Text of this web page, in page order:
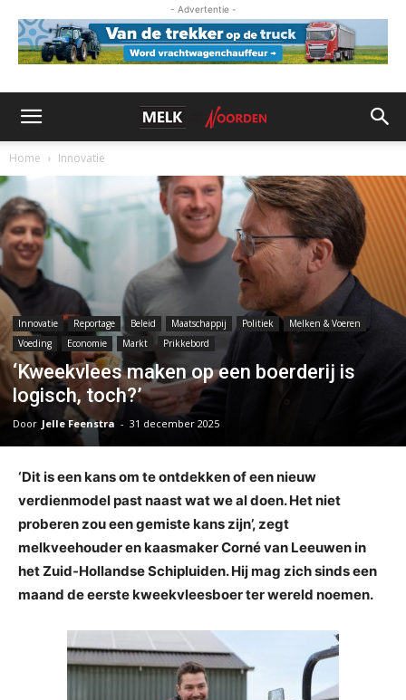
- Advertentie -
Home Innovatie
Innovatie Reportage Beleid Maatschappij Politiek
Melken & Voeren
Voeding
Economie Markt Prikkebord
‘Kweekvlees maken op een boerderij is
logisch, toch?’
Door Jelle Feenstra - 31 december 2025
‘Dit is een kans om te ontdekken of een nieuw
verdienmodel past naast wat we al doen. Het niet
proberen zou een gemiste kans zijn’, zegt
melkveehouder en kaasmaker Corné van Leeuwen in
het Zuid-Hollandse Schipluiden. Hij mag zich sinds een
maand de eerste kweekvleesboer ter wereld noemen.